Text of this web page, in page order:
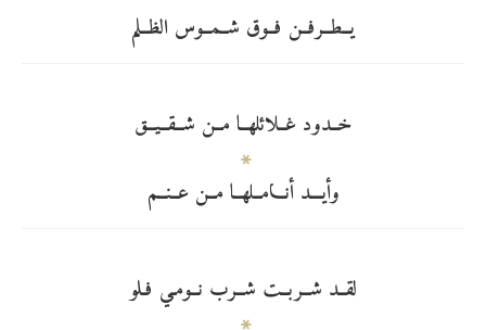
يــطــرفــن فــوق شــمــوس الظــلم
خــدود غــلائلهــا مــن شــقــيــق
وأيـــد أنـــامــلهــا مــن عــنــم
لقــد شــربــت شــرب نــومـي فـلو